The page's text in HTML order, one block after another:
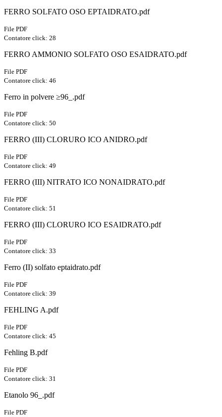
FERRO SOLFATO OSO EPTAIDRATO.pdf
File PDF
Contatore click: 28
FERRO AMMONIO SOLFATO OSO ESAIDRATO.pdf
File PDF
Contatore click: 46
Ferro in polvere ≥96_.pdf
File PDF
Contatore click: 50
FERRO (III) CLORURO ICO ANIDRO.pdf
File PDF
Contatore click: 49
FERRO (III) NITRATO ICO NONAIDRATO.pdf
File PDF
Contatore click: 51
FERRO (III) CLORURO ICO ESAIDRATO.pdf
File PDF
Contatore click: 33
Ferro (II) solfato eptaidrato.pdf
File PDF
Contatore click: 39
FEHLING A.pdf
File PDF
Contatore click: 45
Fehling B.pdf
File PDF
Contatore click: 31
Etanolo 96_.pdf
File PDF